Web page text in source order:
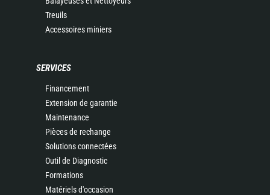
Treuils
Accessoires miniers
SERVICES
Financement
Extension de garantie
Maintenance
Pièces de rechange
Solutions connectées
Outil de Diagnostic
Formations
Matériels d'occasion